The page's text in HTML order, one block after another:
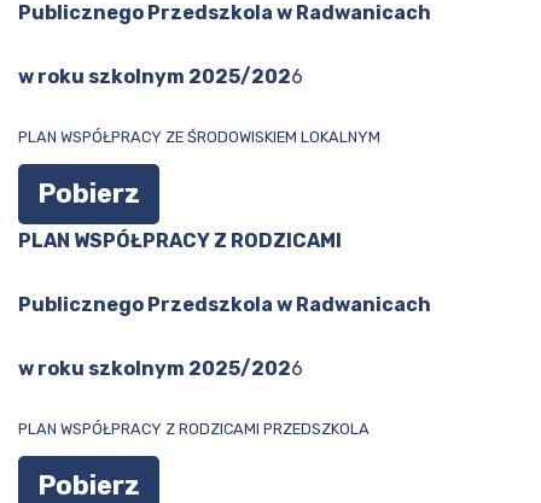
Publicznego Przedszkola w Radwanicach
w roku szkolnym 2025/2026
PLAN WSPÓŁPRACY ZE ŚRODOWISKIEM LOKALNYM
Pobierz
PLAN WSPÓŁPRACY Z RODZICAMI
Publicznego Przedszkola w Radwanicach
w roku szkolnym 2025/2026
PLAN WSPÓŁPRACY Z RODZICAMI PRZEDSZKOLA
Pobierz